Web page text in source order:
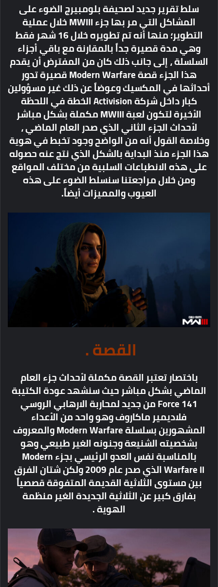
سلط تقرير جديد لصحيفة بلومبيرج الضوء على
المشاكل التي مر بها جزء MWIII خلال عملية
التطوير؛ منها أنه تم تطويره خلال 16 شهر فقط
وهي مدة قصيرة جداً بالمقارنة مع باقي أجزاء
السلسلة ، إلى جانب ذلك كان من المفترض أن يقدم
هذا الجزء قصة Modern Warfare قصيرة تدور
أحداثها في المكسيك وعوضاً عن ذلك غير مسؤولين
كبار داخل شركة Activision الخطة في اللحظة
الأخيرة لتكون لعبة MWIII مكملة بشكل مباشر
لأحداث الجزء الثاني الذي صدر العام الماضي ،
وخلاصة القول أنه من الواضح وجود تخبط في هوية
هذا الجزء منذ البداية بالشكل الذي نتج عنه حصوله
على هذه الانطباعات السلبية من مختلف المواقع
ومن خلال مراجعتنا سنسلط الضوء على هذه
العيوب والمميزات أيضاً.
القصة .
باختصار تعتبر القصة مكملة لأحداث جزء العام
الماضي بشكل مباشر حيث سنشهد عودة الكتيبة
Force 141 من جديد لمحاربة الارهابي الروسي
فلاديمير ماكاروف وهو واحد من الأعداء
المشهورين بسلسلة Modern Warfare والمعروف
بشخصيته الشنيعة وجنونه الغير طبيعي وهو
بالمناسبة نفس العدو الرئيسي بجزء Modern
Warfare II الذي صدر عام 2009 ولكن شتان الفرق
بين مستوى الثلاثية القديمة المتفوقة قصصياً
بفارق كبير عن الثلاثية الجديدة الغير منظمة
الهوية .